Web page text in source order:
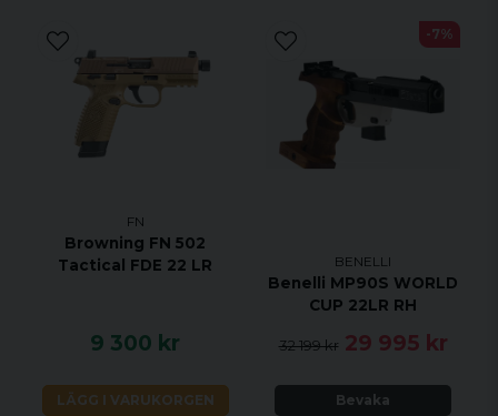
FN
Browning FN 502
Tactical FDE 22 LR
9 300 kr
LÄGG I VARUKORGEN
BENELLI
Benelli MP90S WORLD
CUP 22LR RH
32 199 kr 29 995 kr
Bevaka
-7%